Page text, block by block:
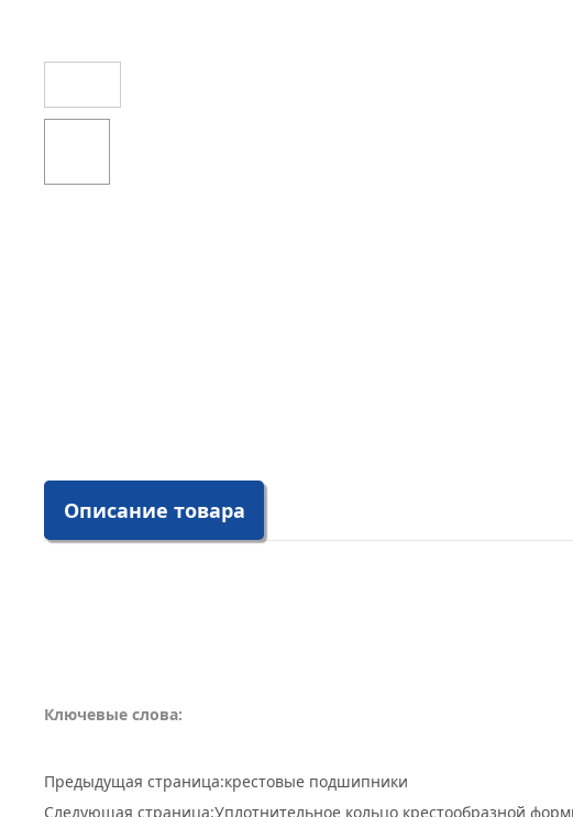
Описание товара
Ключевые слова:
Предыдущая страница:крестовые подшипники
Следующая страница:Уплотнительное кольцо крестообразной